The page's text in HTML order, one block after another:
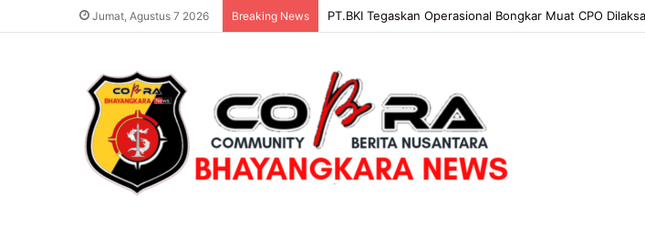
Jumat, Agustus 7 2026 Breaking News PENGGANTIAN KAPOLRI”KOMPETENSI ABSOLUT